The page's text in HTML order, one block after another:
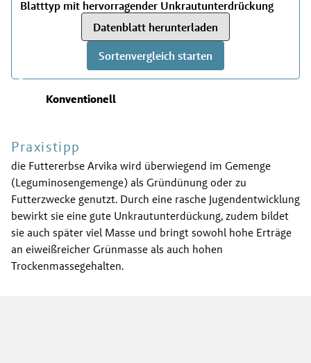
Blatttyp mit hervorragender Unkrautunterdrückung
Datenblatt herunterladen
Sortenvergleich starten
Konventionell
Praxistipp
die Futtererbse Arvika wird überwiegend im Gemenge
(Leguminosengemenge) als Gründünung oder zu
Futterzwecke genutzt. Durch eine rasche Jugendentwicklung
bewirkt sie eine gute Unkrautunterdückung, zudem bildet
sie auch später viel Masse und bringt sowohl hohe Erträge
an eiweißreicher Grünmasse als auch hohen
Trockenmassegehalten.